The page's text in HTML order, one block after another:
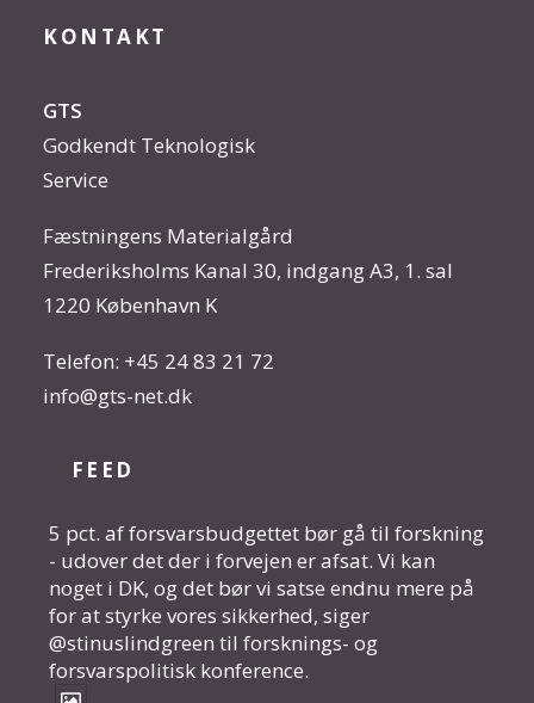
KONTAKT
GTS
Godkendt Teknologisk
Service
Fæstningens Materialgård
Frederiksholms Kanal 30, indgang A3, 1. sal
1220 København K
Telefon: +45 24 83 21 72
info@gts-net.dk
FEED
5 pct. af forsvarsbudgettet bør gå til forskning
- udover det der i forvejen er afsat. Vi kan
noget i DK, og det bør vi satse endnu mere på
for at styrke vores sikkerhed, siger
@stinuslindgreen til forsknings- og
forsvarspolitisk konference.